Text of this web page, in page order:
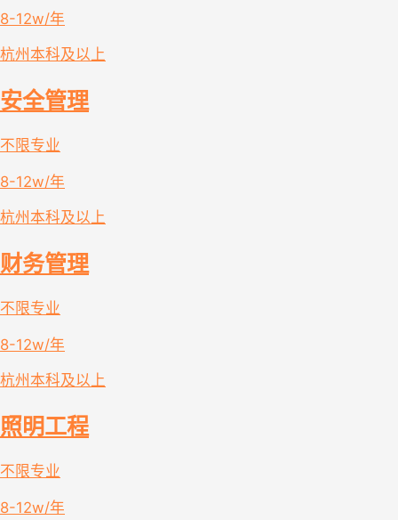
8-12w/年
杭州 本科及以上
安全管理
不限专业
8-12w/年
杭州 本科及以上
财务管理
不限专业
8-12w/年
杭州 本科及以上
照明工程
不限专业
8-12w/年